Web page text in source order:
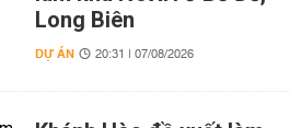
Long Biên
DỰ ÁN 20:31 | 07/08/2026